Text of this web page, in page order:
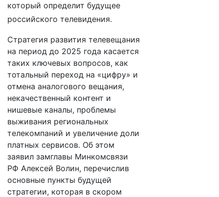
который определит будущее
российского телевидения.
Стратегия развития телевещания
на период до 2025 года касается
таких ключевых вопросов, как
тотальный переход на «цифру» и
отмена аналогового вещания,
некачественный контент и
нишевые каналы, проблемы
выживания региональных
телекомпаний и увеличение доли
платных сервисов. Об этом
заявил замглавы Минкомсвязи
РФ Алексей Волин, перечислив
основные пункты будущей
стратегии, которая в скором